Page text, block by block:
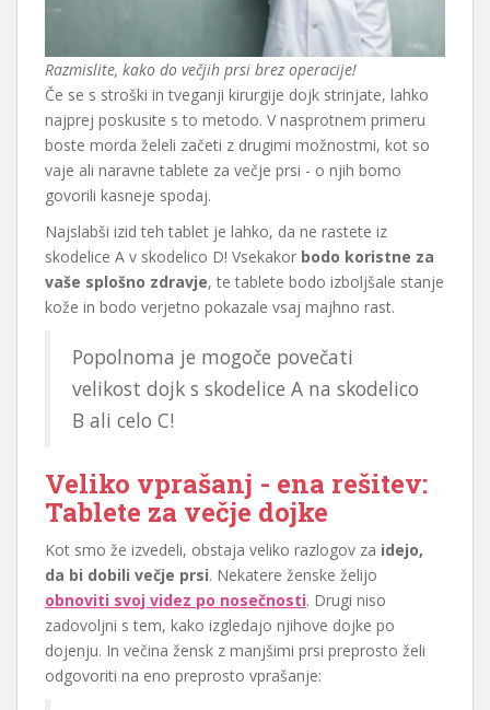
Razmislite, kako do večjih prsi brez operacije!
Če se s stroški in tveganji kirurgije dojk strinjate, lahko
najprej poskusite s to metodo. V nasprotnem primeru
boste morda želeli začeti z drugimi možnostmi, kot so
vaje ali naravne tablete za večje prsi - o njih bomo
govorili kasneje spodaj.
Najslabši izid teh tablet je lahko, da ne rastete iz
skodelice A v skodelico D! Vsekakor bodo koristne za
vaše splošno zdravje, te tablete bodo izboljšale stanje
kože in bodo verjetno pokazale vsaj majhno rast.
Popolnoma je mogoče povečati
velikost dojk s skodelice A na skodelico
B ali celo C!
Veliko vprašanj - ena rešitev:
Tablete za večje dojke
Kot smo že izvedeli, obstaja veliko razlogov za idejo,
da bi dobili večje prsi. Nekatere ženske želijo
obnoviti svoj videz po nosečnosti. Drugi niso
zadovoljni s tem, kako izgledajo njihove dojke po
dojenju. In večina žensk z manjšimi prsi preprosto želi
odgovoriti na eno preprosto vprašanje: